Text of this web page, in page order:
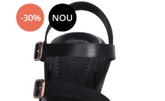
-30% NOU